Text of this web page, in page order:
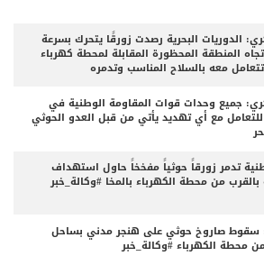
الدوريات البحرية رصدت زورقًا يتحرك بسرعة
المنطقة المحظورة المقابلة لمحطة كهرباء
معه بالسلاح المناسب وتدمره
جميع وحدات قوات المقاومة الوطنية في
للتعامل مع أي تهديد يأتي من قبل العدو الحوثي
تدمر زورقاً حوثياً مفخخاً حاول استهداف
من محطة الكهرباء بالمخا #وكالة_خبر
سقوط صاروخ حوثي على هنجر مدني بساحل
محطة الكهرباء #وكالة_خبر